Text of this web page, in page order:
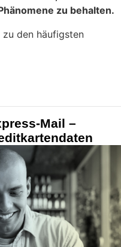
zu behalten.
den häufigsten
Mail –